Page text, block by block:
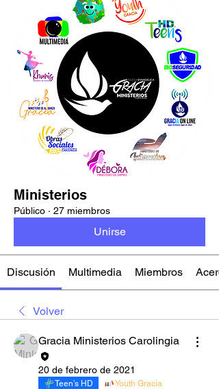
Ministerios
Público · 27 miembros
Unirse
Discusión Multimedia Miembros
Volver
Gracia Ministerios Carolingia
20 de febrero de 2021
Teen’s HD Youth Gracia